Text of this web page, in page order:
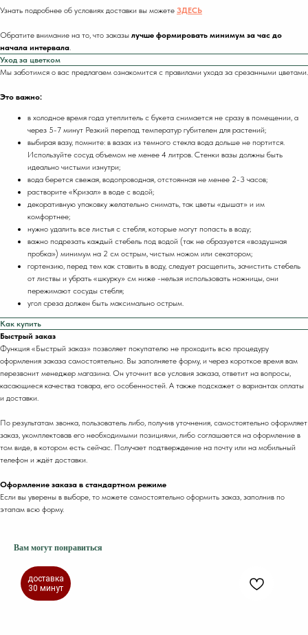
Узнать подробнее об условиях доставки вы можете ЗДЕСЬ
Обратите внимание на то, что заказы лучше формировать минимум за час до
начала интервала
Уход за цветком
Мы заботимся о вас предлагаем ознакомится с правилами ухода за срезанными цветами.
Это важно:
в холодное время года утеплитель с букета снимается не сразу в помещении, а
через 5-7 минут Резкий перепад температур губителен для растений;
выбирая вазу, помните: в вазах из темного стекла вода дольше не портится.
Используйте сосуд объемом не менее 4 литров. Стенки вазы должны быть
идеально чистыми изнутри;
вода берется свежая, водопроводная, отстоянная не менее 2-3 часов;
растворите «Кризал» в воде с водой;
декоративную упаковку желательно снимать, так цветы «дышат» и им
комфортнее;
нужно удалить все листья с стебля, которые могут попасть в воду;
важно подрезать каждый стебель под водой (так не образуется «воздушная
пробка») минимум на 2 см острым, чистым ножом или секатором;
гортензию, перед тем как ставить в воду, следует расщепить, зачистить стебель
от листвы и убрать «шкурку» см ниже -нельзя использовать ножницы, они
пережимают сосуды стебля;
угол среза должен быть максимально острым.
Как купить
Быстрый заказ
Функция «Быстрый заказ» позволяет покупателю не проходить всю процедуру
оформления заказа самостоятельно. Вы заполняете форму, и через короткое время вам
перезвонит менеджер магазина. Он уточнит все условия заказа, ответит на вопросы,
касающиеся качества товара, его особенностей. А также подскажет о вариантах оплаты
и доставки.
По результатам звонка, пользователь либо, получив уточнения, самостоятельно оформляет
заказ, укомплектовав его необходимыми позициями, либо соглашается на оформление в
том виде, в котором есть сейчас. Получает подтверждение на почту или на мобильный
телефон и ждёт доставки.
Оформление заказа в стандартном режиме
Если вы уверены в выборе, то можете самостоятельно оформить заказ, заполнив по
этапам всю форму.
Вам могут понравиться
доставка
30 минут